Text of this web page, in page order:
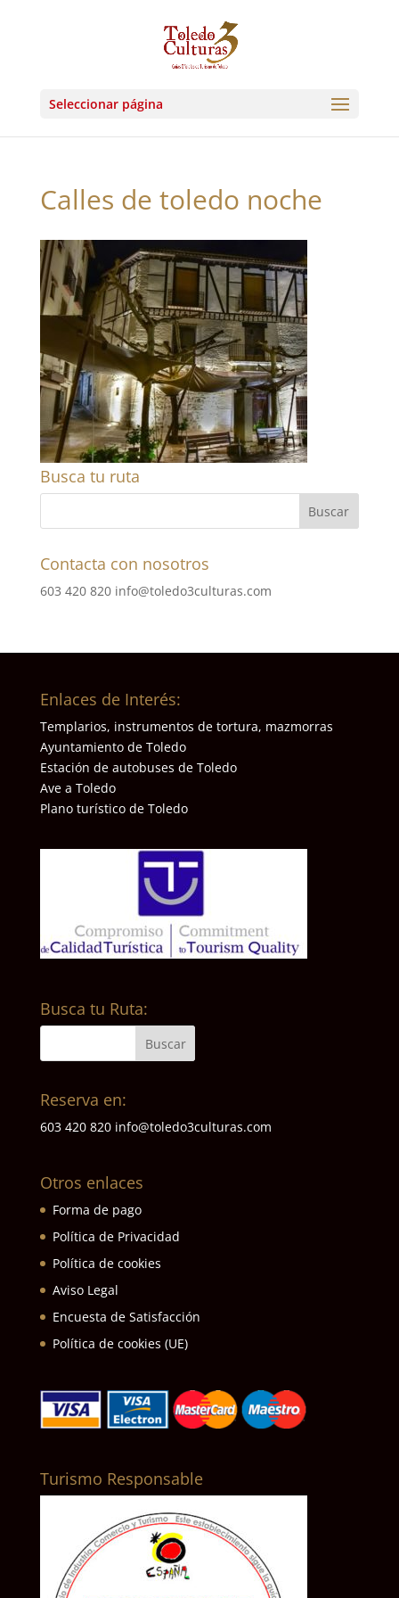
Seleccionar página
Calles de toledo noche
Busca tu ruta
Contacta con nosotros
603 420 820 info@toledo3culturas.com
Enlaces de Interés:
Templarios, instrumentos de tortura, mazmorras
Ayuntamiento de Toledo
Estación de autobuses de Toledo
Ave a Toledo
Plano turístico de Toledo
Busca tu Ruta:
Reserva en:
603 420 820 info@toledo3culturas.com
Otros enlaces
Forma de pago
Política de Privacidad
Política de cookies
Aviso Legal
Encuesta de Satisfacción
Política de cookies (UE)
Turismo Responsable